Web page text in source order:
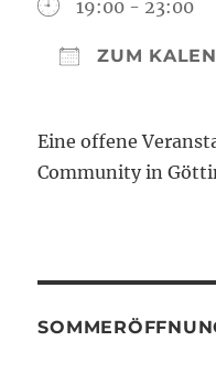
19:00 - 23:00
ZUM
Eine offene
Community in